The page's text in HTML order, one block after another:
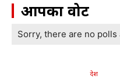
आपका वोट
Sorry, there are no
देश